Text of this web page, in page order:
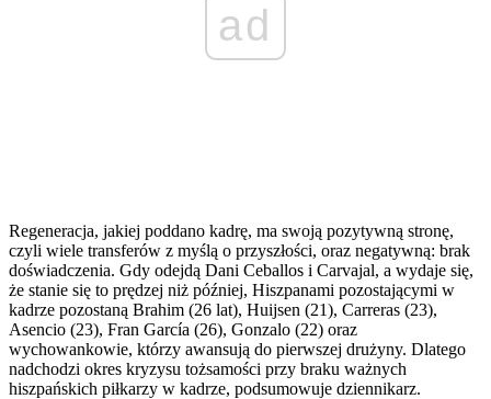
ad
Regeneracja, jakiej poddano kadrę, ma swoją pozytywną stronę,
czyli wiele transferów z myślą o przyszłości, oraz negatywną: brak
doświadczenia. Gdy odejdą Dani Ceballos i Carvajal, a wydaje się,
że stanie się to prędzej niż później, Hiszpanami pozostającymi w
kadrze pozostaną Brahim (26 lat), Huijsen (21), Carreras (23),
Asencio (23), Fran García (26), Gonzalo (22) oraz
wychowankowie, którzy awansują do pierwszej drużyny. Dlatego
nadchodzi okres kryzysu tożsamości przy braku ważnych
hiszpańskich piłkarzy w kadrze, podsumowuje dziennikarz.